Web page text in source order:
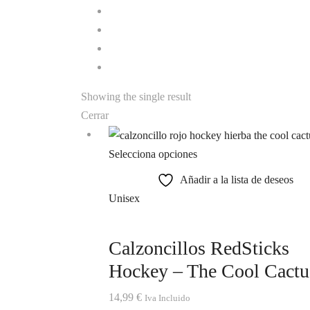
Showing the single result
Cerrar
Selecciona opciones
Añadir a la lista de deseos
Unisex
Calzoncillos RedSticks
Hockey – The Cool
14,99 € Iva Incluido